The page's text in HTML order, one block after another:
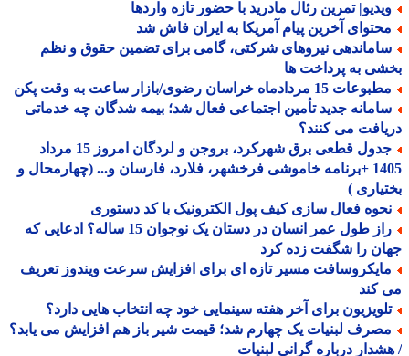
تمرین رئال مادرید با حضور تازه واردها
آخرین پیام آمریکا به ایران فاش شد
نیروهای شرکتی، گامی برای تضمین حقوق و نظم
به پرداخت ها
15 مردادماه خراسان رضوی/بازار ساعت به وقت پکن
جدید تأمین اجتماعی فعال شد؛ بیمه شدگان چه خدماتی
می کنند؟
جدول قطعی برق شهرکرد، بروجن و لردگان امروز 15 مرداد
1405 +برنامه خاموشی فرخشهر، فلارد، فارسان و... (چهارمحال و
)
فعال سازی کیف پول الکترونیک با کد دستوری
راز طول عمر انسان در دستان یک نوجوان 15 ساله؟ ادعایی که
را شگفت زده کرد
مسیر تازه ای برای افزایش سرعت ویندوز تعریف
کند
برای آخر هفته سینمایی خود چه انتخاب هایی دارد؟
لبنیات یک چهارم شد؛ قیمت شیر باز هم افزایش می یابد؟
درباره گرانی لبنیات